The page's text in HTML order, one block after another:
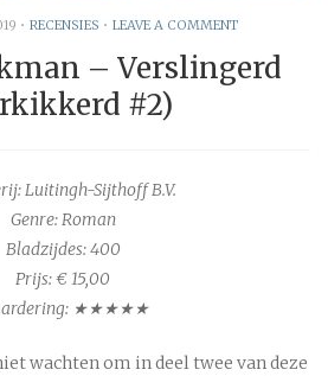
• RECENSIES • LEAVE A COMMENT
– Verslingerd
#2)
Luitingh-Sijthoff B.V.
Genre: Roman
Bladzijdes: 400
Prijs: € 15,00
★★★★★
wachten om in deel twee van deze